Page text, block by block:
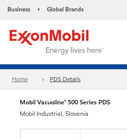
Business • Global Brands
Home PDS Details
Mobil Vacuoline™ 500 Series PDS
Mobil Industrial, Slovenia